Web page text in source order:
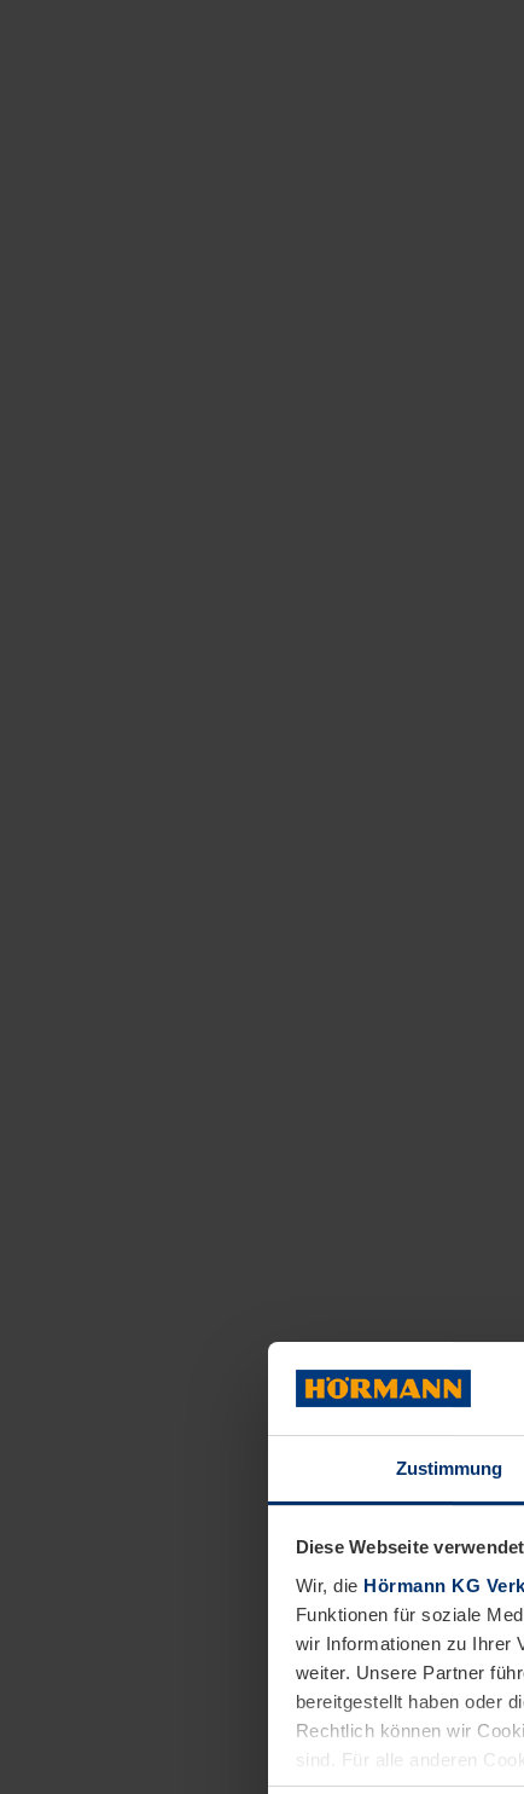
Zustimmung
Diese Webseite
Wir, die Hörmann KG
Funktionen für soziale
wir Informationen zu Ihrer
weiter. Unsere Partner
bereitgestellt haben oder
Rechtlich können wir
sind. Für alle anderen
Erläuterung auf der Seite